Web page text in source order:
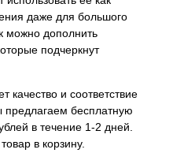
даже для большого
можно дополнить
подчеркнут
качество и соответствие
бесплатную
в течение 1-2 дней.
в корзину.